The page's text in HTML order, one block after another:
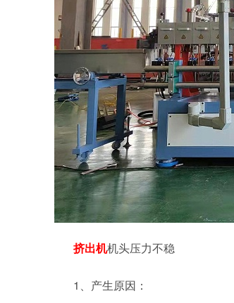
挤出机机头压力不稳
1、产生原因：